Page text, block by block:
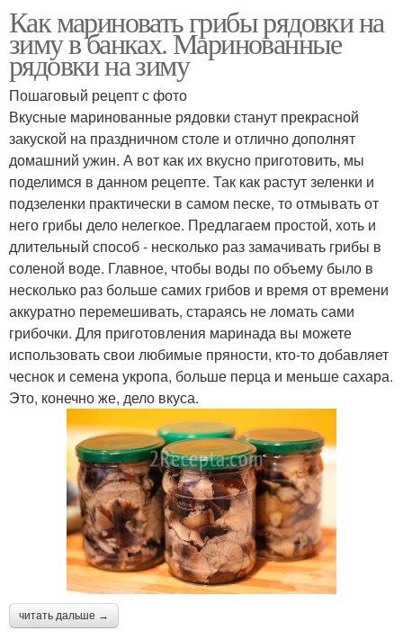
Как мариновать грибы рядовки на
зиму в банках. Маринованные
рядовки на зиму
Пошаговый рецепт с фото
Вкусные маринованные рядовки станут прекрасной
закуской на праздничном столе и отлично дополнят
домашний ужин. А вот как их вкусно приготовить, мы
поделимся в данном рецепте. Так как растут зеленки и
подзеленки практически в самом песке, то отмывать от
него грибы дело нелегкое. Предлагаем простой, хоть и
длительный способ - несколько раз замачивать грибы в
соленой воде. Главное, чтобы воды по объему было в
несколько раз больше самих грибов и время от времени
аккуратно перемешивать, стараясь не ломать сами
грибочки. Для приготовления маринада вы можете
использовать свои любимые пряности, кто-то добавляет
чеснок и семена укропа, больше перца и меньше сахара.
Это, конечно же, дело вкуса.
читать дальше →